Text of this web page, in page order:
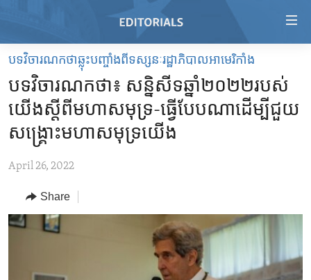
Skip
main
content
Skip
main
Navigation
to
Search
HOME
VIDEO
RADIO
REGIONS
AFRICA
AMERICAS
ASIA
MIDDLE EAST
TOPICS
HUMAN RIGHTS
SECURITY AND DEFENSE
DEMOCRACY AND GOVERNANCE
ARCHIVE
ABOUT US
បទវិចារណកថាឆ្លុះបញ្ចាំងពីទស្សនៈរដ្ឋាភិបាលអាមេរិកាំង
បទវិចារណកថា៖ សន្និសីទ​ឆ្នាំ២០២២​របស់​
យើង​ស្តីពី​មហា​សមុទ្រ​-​ធ្វើ​បែបណា​ដើម្បី​ជួយ​
សង្គ្រោះ​មហា​សមុទ្រ​យើង
April 26, 2022
Share